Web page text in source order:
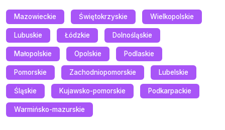
Mazowieckie Świętokrzyskie Wielkopolskie
Lubuskie Łódzkie Dolnośląskie
Małopolskie Opolskie Podlaskie
Pomorskie Zachodniopomorskie Lubelskie
Śląskie Kujawsko-pomorskie Podkarpackie
Warmińsko-mazurskie